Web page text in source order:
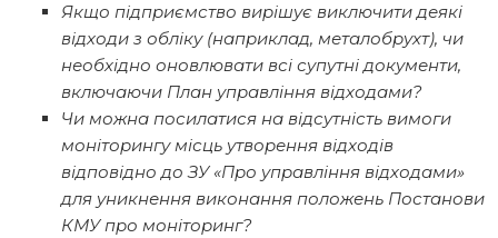
Якщо підприємство вирішує виключити деякі
відходи з обліку (наприклад, металобрухт), чи
необхідно оновлювати всі супутні документи,
включаючи План управління відходами?
Чи можна посилатися на відсутність вимоги
моніторингу місць утворення відходів
відповідно до ЗУ «Про управління відходами»
для уникнення виконання положень Постанови
КМУ про моніторинг?